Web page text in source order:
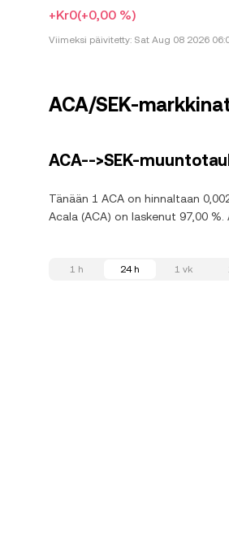
+Kr0(+0,00 %)
Viimeksi päivitetty: Sat Aug 08 2026
ACA/SEK-
ACA-->SEK-
Tänään 1 ACA on hinnaltaan
Acala (ACA) on laskenut 97,00
1 h 24 h 1 vk